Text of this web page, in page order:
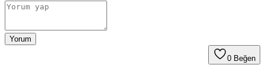
Yorum
0 Beğen